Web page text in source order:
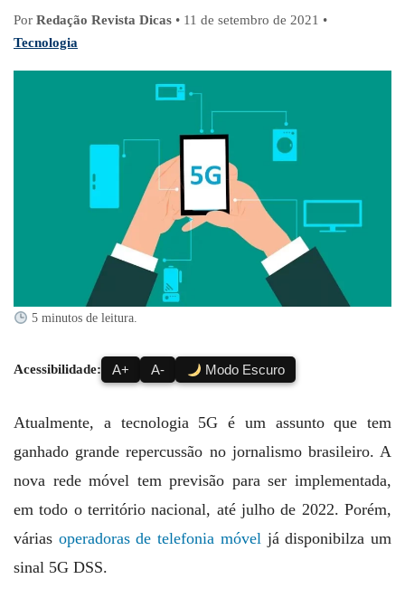
Por Redação Revista Dicas • 11 de setembro de 2021 •
Tecnologia
5 minutos de leitura.
Acessibilidade: A+ A- Modo Escuro
Atualmente, a tecnologia 5G é um assunto que tem
ganhado grande repercussão no jornalismo brasileiro. A
nova rede móvel tem previsão para ser implementada,
em todo o território nacional, até julho de 2022. Porém,
várias operadoras de telefonia móveljá disponibilza um
sinal 5G DSS.